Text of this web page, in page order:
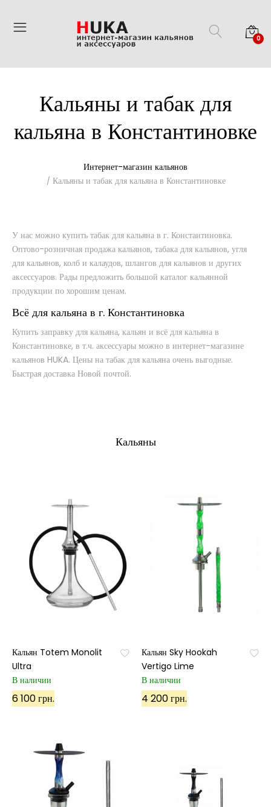
0
Кальяны и табак для
кальяна в Константиновке
Интернет-магазин кальянов
Кальяны и табак для кальяна в Константиновке
У нас можно купить табак для кальяна в г. Константиновка.
Оптово-розничная продажа кальянов, табака для кальянов, угля
для кальянов, колб и калаудов, шлангов для кальянов и других
аксессуаров. Рады предложить большой каталог кальянной
продукции по хорошим ценам.
Всё для кальяна в г. Константиновка
Купить заправку для кальяна, кальян и всё для кальяна в
Константиновке, в т.ч. аксессуары можно в интернет-магазине
кальянов HUKA. Цены на табак для кальяна очень выгодные.
Быстрая доставка Новой почтой.
Кальяны
Кальян Totem Monolit
Ultra
В наличии
6 100 грн.
Кальян Sky Hookah
Vertigo Lime
В наличии
4 200 грн.